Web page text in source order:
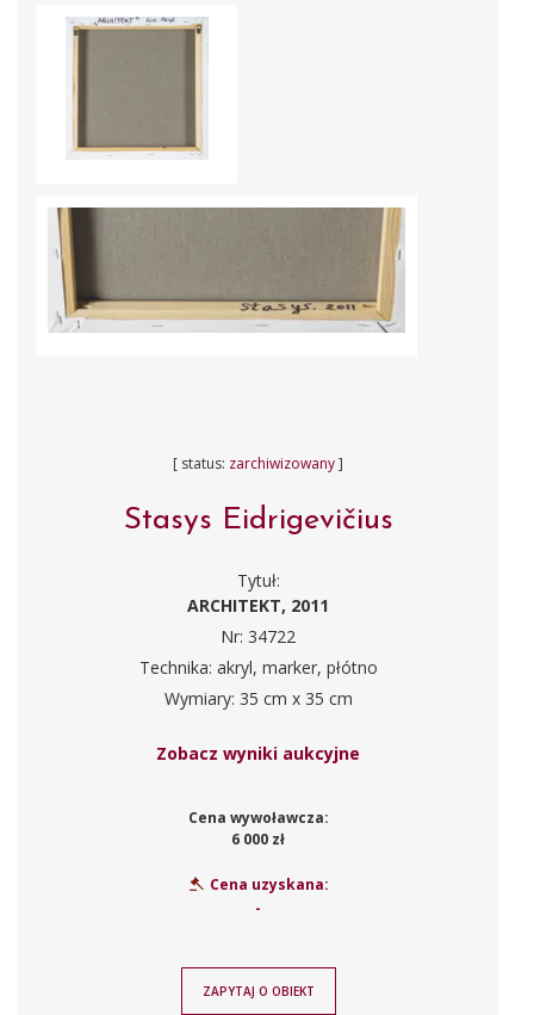
[ status: zarchiwizowany]
Stasys Eidrigevičius
Tytuł:
ARCHITEKT, 2011
Nr: 34722
Technika: akryl, marker, płótno
Wymiary: 35 cm x 35 cm
Zobacz wyniki aukcyjne
Cena wywoławcza:
6 000 zł
Cena uzyskana:
-
ZAPYTAJ O OBIEKT